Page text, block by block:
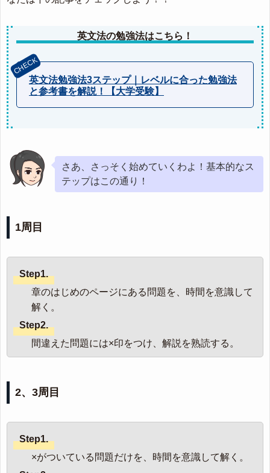
英文法の勉強法はこちら！
英文法勉強法3ステップ｜レベルに合った勉強法
と参考書を解説！【大学受験】
さあ、さっそく始めていくわよ！基本的なス
テップはこの通り！
1周目
Step1.
章のはじめのページにある問題を、時間を意識して
解く。
Step2.
間違えた問題には×印をつけ、解説を熟読する。
2、3周目
Step1.
×がついている問題だけを、時間を意識して解く。